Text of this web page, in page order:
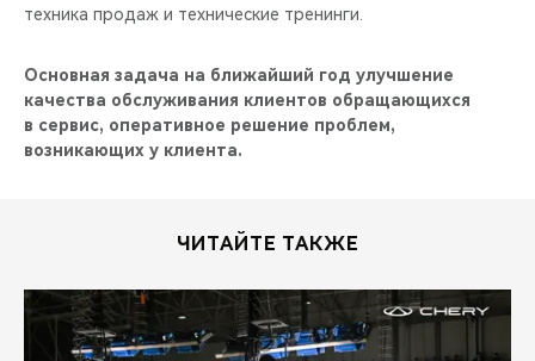
техника продаж и технические тренинги.
Основная задача на ближайший год улучшение
качества обслуживания клиентов обращающихся
в сервис, оперативное решение проблем,
возникающих у клиента.
ЧИТАЙТЕ ТАКЖЕ